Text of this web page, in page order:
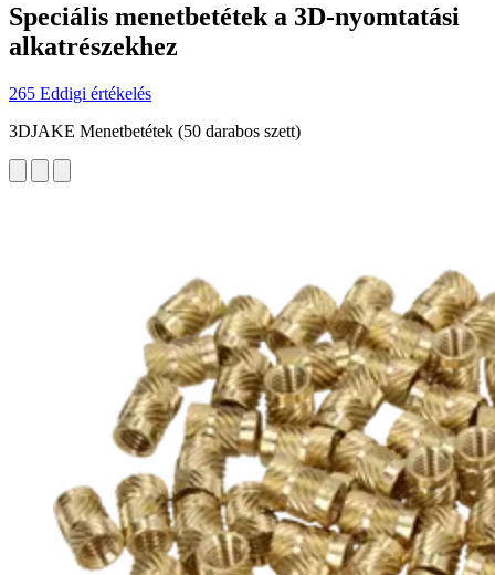
Speciális menetbetétek a 3D-nyomtatási
alkatrészekhez
265 Eddigi értékelés
3DJAKE Menetbetétek (50 darabos szett)